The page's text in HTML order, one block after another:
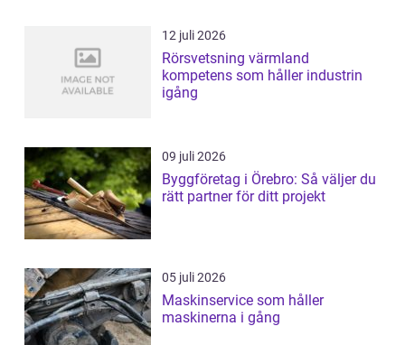
12 juli 2026
Rörsvetsning värmland
kompetens som håller industrin
igång
09 juli 2026
Byggföretag i Örebro: Så väljer du
rätt partner för ditt projekt
05 juli 2026
Maskinservice som håller
maskinerna i gång